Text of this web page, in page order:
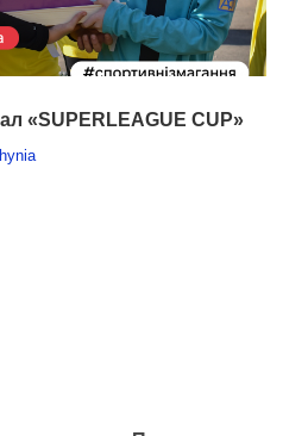
«SUPERLEAGUE CUP»